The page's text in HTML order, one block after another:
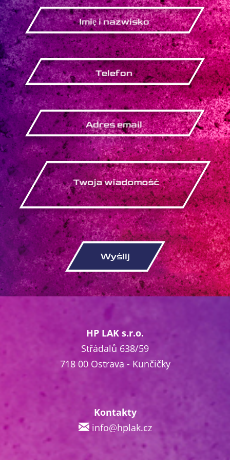
HP LAK s.r.o.
Střádalů 638/59
718 00 Ostrava - Kunčičky
Kontakty
info@hplak.cz